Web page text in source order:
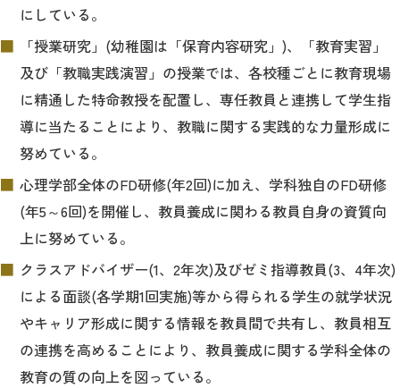
にしている。
「授業研究」(幼稚園は「保育内容研究」)、「教育実習」
及び「教職実践演習」の授業では、各校種ごとに教育現場
に精通した特命教授を配置し、専任教員と連携して学生指
導に当たることにより、教職に関する実践的な力量形成に
努めている。
心理学部全体のFD研修(年2回)に加え、学科独自のFD研修
(年5～6回)を開催し、教員養成に関わる教員自身の資質向
上に努めている。
クラスアドバイザー(1、2年次)及びゼミ指導教員(3、4年次)
による面談(各学期1回実施)等から得られる学生の就学状況
やキャリア形成に関する情報を教員間で共有し、教員相互
の連携を高めることにより、教員養成に関する学科全体の
教育の質の向上を図っている。